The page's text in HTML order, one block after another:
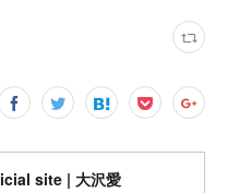
site | 大沢愛